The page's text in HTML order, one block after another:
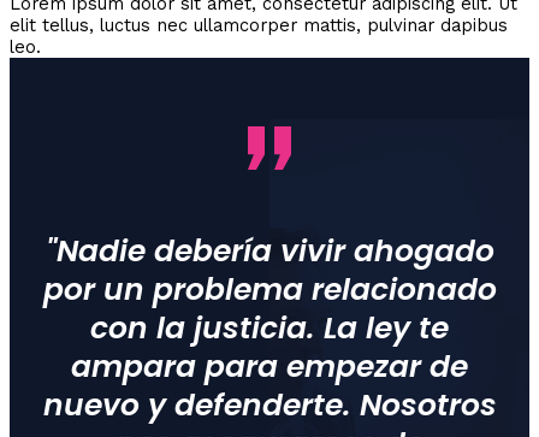
elit tellus, luctus nec ullamcorper mattis, pulvinar dapibus
leo.
"Nadie debería vivir ahogado
por un problema relacionado
con la justicia. La ley te
ampara para empezar de
nuevo y defenderte. Nosotros